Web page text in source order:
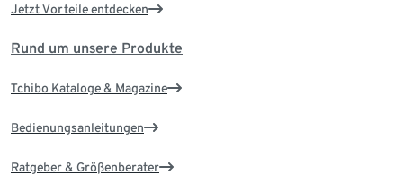
Jetzt Vorteile entdecken
Rund um unsere Produkte
Tchibo Kataloge & Magazine
Bedienungsanleitungen
Ratgeber & Größenberater